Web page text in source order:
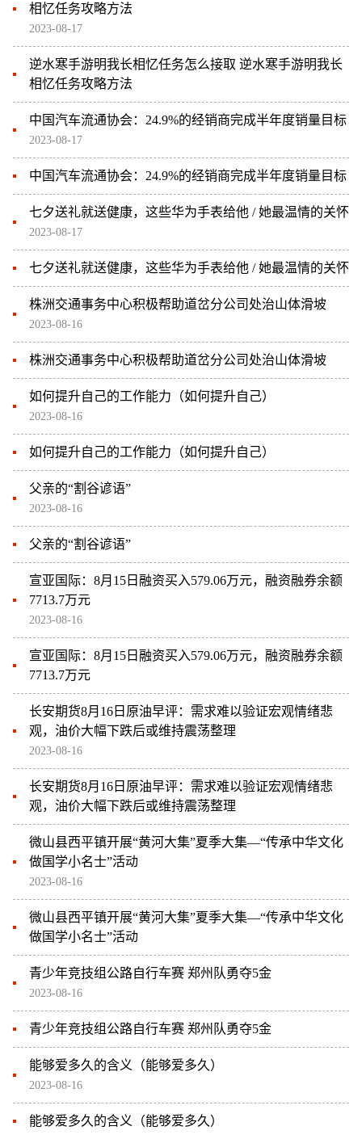
相忆任务攻略方法
2023-08-17
逆水寒手游明我长相忆任务怎么接取 逆水寒手游明我长
相忆任务攻略方法
中国汽车流通协会：24.9%的经销商完成半年度销量目标
2023-08-17
中国汽车流通协会：24.9%的经销商完成半年度销量目标
七夕送礼就送健康，这些华为手表给他 / 她最温情的关怀
2023-08-17
七夕送礼就送健康，这些华为手表给他 / 她最温情的关怀
株洲交通事务中心积极帮助道岔分公司处治山体滑坡
2023-08-16
株洲交通事务中心积极帮助道岔分公司处治山体滑坡
如何提升自己的工作能力（如何提升自己）
2023-08-16
如何提升自己的工作能力（如何提升自己）
父亲的“割谷谚语”
2023-08-16
父亲的“割谷谚语”
宣亚国际：8月15日融资买入579.06万元，融资融券余额
7713.7万元
2023-08-16
宣亚国际：8月15日融资买入579.06万元，融资融券余额
7713.7万元
长安期货8月16日原油早评：需求难以验证宏观情绪悲
观，油价大幅下跌后或维持震荡整理
2023-08-16
长安期货8月16日原油早评：需求难以验证宏观情绪悲
观，油价大幅下跌后或维持震荡整理
微山县西平镇开展“黄河大集”夏季大集—“传承中华文化
做国学小名士”活动
2023-08-16
微山县西平镇开展“黄河大集”夏季大集—“传承中华文化
做国学小名士”活动
青少年竞技组公路自行车赛 郑州队勇夺5金
2023-08-16
青少年竞技组公路自行车赛 郑州队勇夺5金
能够爱多久的含义（能够爱多久）
2023-08-16
能够爱多久的含义（能够爱多久）